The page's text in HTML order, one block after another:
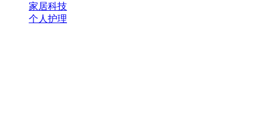
家居科技
个人护理